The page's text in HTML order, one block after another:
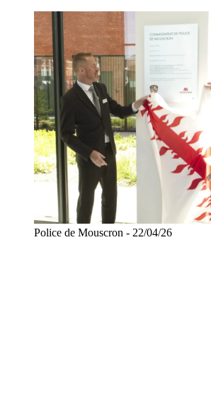
Police de Mouscron - 22/04/26